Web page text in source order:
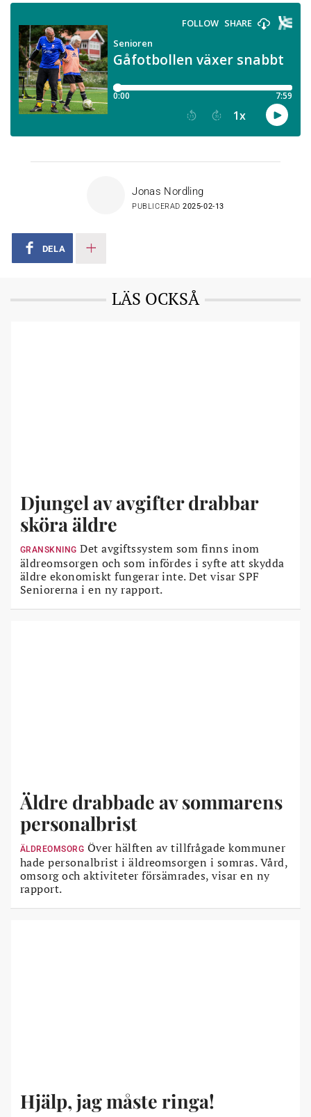
Jonas Nordling
PUBLICERAD2025-02-13
DELA
LÄS OCKSÅ
Djungel av avgifter drabbar
sköra äldre
GRANSKNING Det avgiftssystem som finns inom
äldreomsorgen och som infördes i syfte att skydda
äldre ekonomiskt fungerar inte. Det visar SPF
Seniorerna i en ny rapport.
Äldre drabbade av sommarens
personalbrist
ÄLDREOMSORG Över hälften av tillfrågade kommuner
hade personalbrist i äldreomsorgen i somras. Vård,
omsorg och aktiviteter försämrades, visar en ny
rapport.
Hjälp, jag måste ringa!